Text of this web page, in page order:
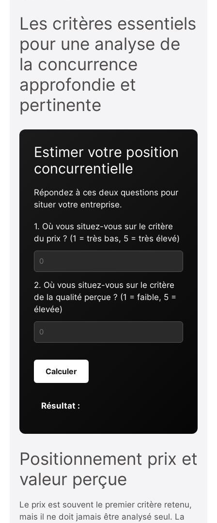
Les critères essentiels
pour une analyse de
la concurrence
approfondie et
pertinente
Estimer votre position
concurrentielle
Répondez à ces deux questions pour
situer votre entreprise.
1. Où vous situez-vous sur le critère
du prix ? (1 = très bas, 5 = très élevé)
2. Où vous situez-vous sur le critère
de la qualité perçue ? (1 = faible, 5 =
élevée)
Calculer
Résultat :
Positionnement prix et
valeur perçue
Le prix est souvent le premier critère retenu,
mais il ne doit jamais être analysé seul. La